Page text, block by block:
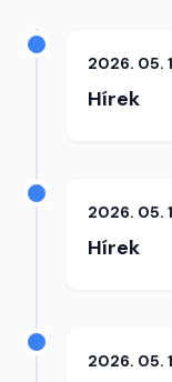
2026. 05.
Hírek
2026. 05.
Hírek
2026. 05.